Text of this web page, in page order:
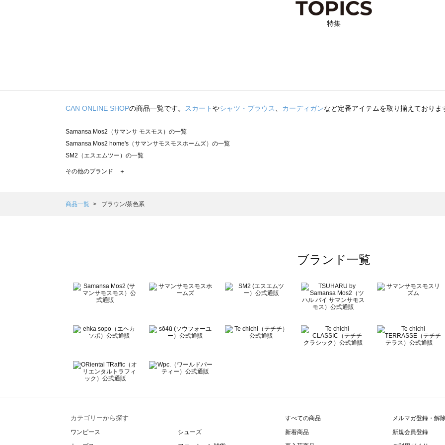
特集
CAN ONLINE SHOPの商品一覧です。 スカートやシャツ・ブラウス カーディガンなど定番アイテムを取り揃えておりま
Samansa Mos2（サマンサ モスモス）の一覧
Samansa Mos2 home's（サマンサモスモスホームズ）の一覧
SM2（エスエムツー）の一覧
TSUHARU by Samansa Mos2（ツハルバイサマンサモスモス）の一覧
Samansa Mos2 Lagom（サマンサモスモス ラーゴム）の一覧
BETTY'S BLUE（べティーズブルー）の一覧
Wpc.（ワールドパーティー）の一覧
その他のブランド ＋
商品一覧 ブラウン/茶色系
ブランド一覧
カテゴリーから探す
ワンピース
シューズ
すべての商品
新着商品
メルマガ登録・解
新規会員登録